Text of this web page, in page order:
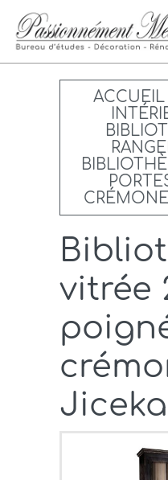
ACCUEIL
vitrée